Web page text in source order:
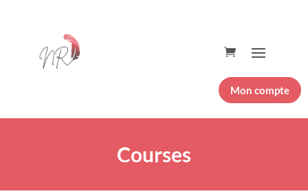
Mon compte
Courses